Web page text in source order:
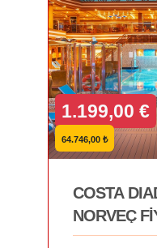
1.199,00 €
64.746,00 ₺
COSTA
NORVEÇ
YAZ